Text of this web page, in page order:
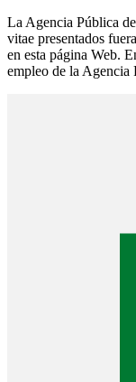
La Agencia Pública
vitae presentados
en esta página Web.
empleo de la Agencia